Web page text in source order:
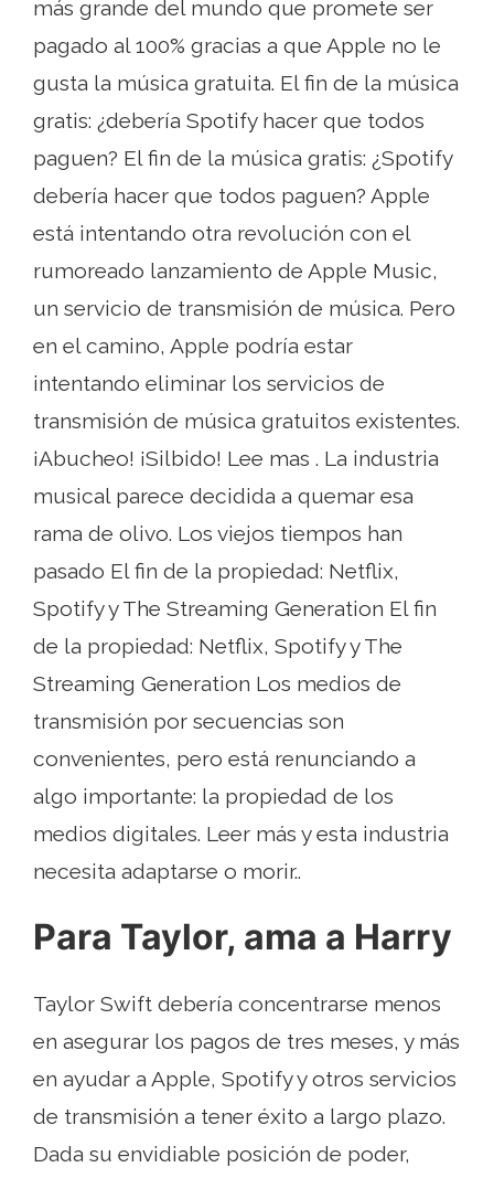
más grande del mundo que promete ser
pagado al 100% gracias a que Apple no le
gusta la música gratuita. El fin de la música
gratis: ¿debería Spotify hacer que todos
paguen? El fin de la música gratis: ¿Spotify
debería hacer que todos paguen? Apple
está intentando otra revolución con el
rumoreado lanzamiento de Apple Music,
un servicio de transmisión de música. Pero
en el camino, Apple podría estar
intentando eliminar los servicios de
transmisión de música gratuitos existentes.
¡Abucheo! ¡Silbido! Lee mas . La industria
musical parece decidida a quemar esa
rama de olivo. Los viejos tiempos han
pasado El fin de la propiedad: Netflix,
Spotify y The Streaming Generation El fin
de la propiedad: Netflix, Spotify y The
Streaming Generation Los medios de
transmisión por secuencias son
convenientes, pero está renunciando a
algo importante: la propiedad de los
medios digitales. Leer más y esta industria
necesita adaptarse o morir..
Para Taylor, ama a Harry
Taylor Swift debería concentrarse menos
en asegurar los pagos de tres meses, y más
en ayudar a Apple, Spotify y otros servicios
de transmisión a tener éxito a largo plazo.
Dada su envidiable posición de poder,